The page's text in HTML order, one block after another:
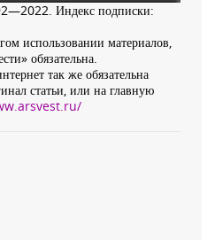
Индекс подписки:
использовании материалов,
обязательна.
так же обязательна
статьи, или на главную